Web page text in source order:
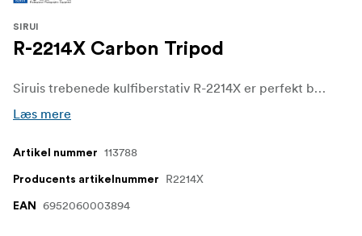
SIRUI
R-2214X Carbon Tripod
Siruis trebenede kulfiberstativ R-2214X er perfekt både til foto og video. Stativet er let og har 10 lag af 100 % kulfiber. Det er fremragende til brug sammen med store kameraer, superteleobjektiver og videohoveder. Stativet er også fremragende til fuglekiggere med store, dyre udsigtskikkerter! Stærkt, stabilt, let og kompakt – Stativet har en maksimal højde på 183 cm med monteret midtersøjle. Den maksimale bæreevne er 18 kg.
Læs mere
Artikel nummer 113788
Producents artikelnummer R2214X
EAN 6952060003894